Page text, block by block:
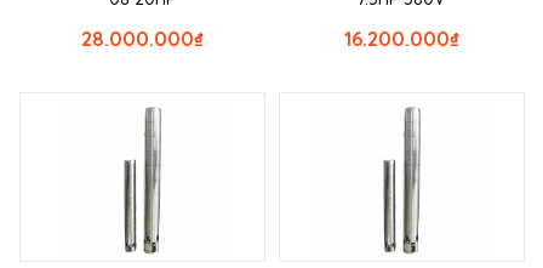
₫
28.000.000 ₫
16.200.000